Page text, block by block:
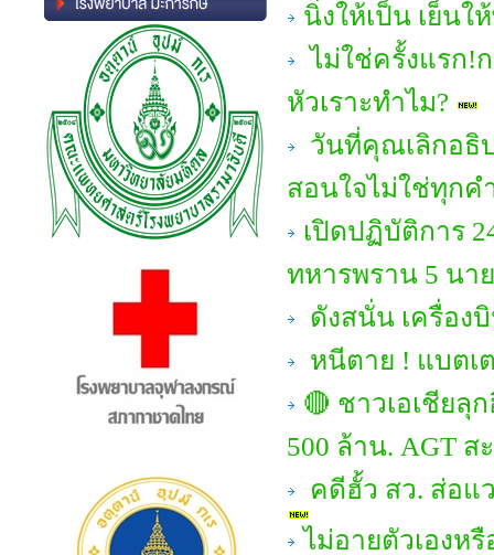
นิ่งให้เป็น เย็นใ
ไม่ใช่ครั้งแรก!
หัวเราะทำไม?
วันที่คุณเลิกอธิ
สอนใจไม่ใช่ทุกค
เปิดปฏิบัติการ
ทหารพราน 5 นา
ดังสนั่น เครื่อง
หนีตาย ! แบตเ
🔴 ชาวเอเชียลุ
500 ล้าน. AGT ส
คดีฮั้ว สว. ส่อแ
ไม่อายตัวเองห